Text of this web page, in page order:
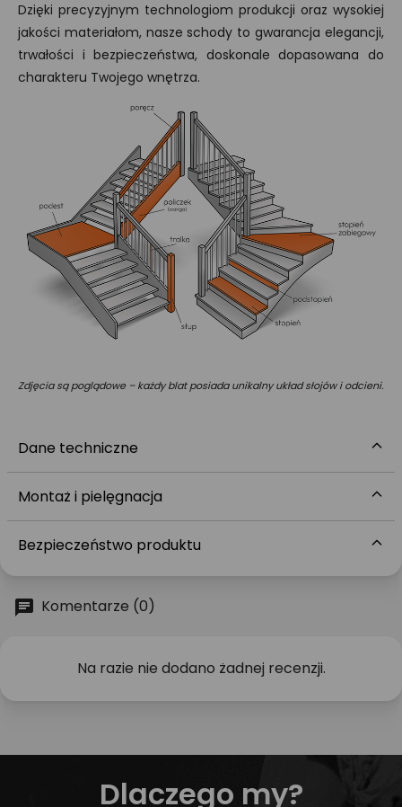
Dzięki precyzyjnym technologiom produkcji oraz wysokiej
jakości materiałom, nasze schody to gwarancja elegancji,
trwałości i bezpieczeństwa, doskonale dopasowana do
charakteru Twojego wnętrza.
Zdjęcia są poglądowe – każdy blat posiada unikalny układ słojów i odcieni.
Dane techniczne
Montaż i pielęgnacja
Bezpieczeństwo produktu
Komentarze (0)
Na razie nie dodano żadnej recenzji.
Dlaczego my?